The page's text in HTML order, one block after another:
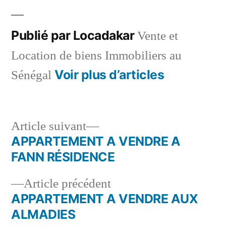
Publié par LocadakarVente et
Location de biens Immobiliers au
Sénégal Voir plus d’articles
Navigation
l’article
Article précédentArticle
précédent :
APPARTEMENT A VENDRE AUX
ALMADIES
Article suivant
Article
suivant :
APPARTEMENT A VENDRE A
FANN RÉSIDENCE